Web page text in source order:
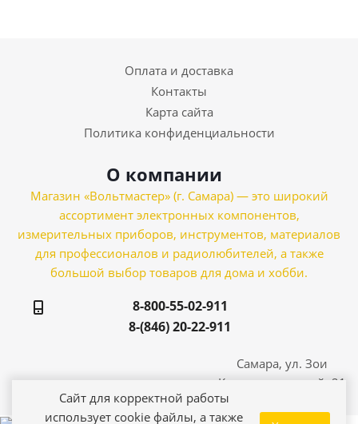
Оплата и доставка
Контакты
Карта сайта
Политика конфиденциальности
О компании
Магазин «Вольтмастер» (г. Самара) — это широкий
ассортимент электронных компонентов,
измерительных приборов, инструментов, материалов
для профессионалов и радиолюбителей, а также
большой выбор товаров для дома и хобби.
8-800-55-02-911
8-(846) 20-22-911
Самара, ул. Зои
Космодемьянской, 21
Сайт для корректной работы
использует cookie файлы, а также